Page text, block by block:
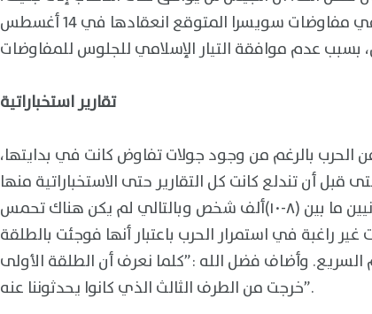
بالتالي سوف يرفض الدعوة الامريكية للمشاركة في مفاوضات سويسرا المتوقع انعقادها في 14 أغسطس
تقارير استخباراتية
الحرب بالرغم من وجود جولات تفاوض كانت في بدايتها،
أن تندلع كانت كل التقارير حتى الاستخباراتية منها
تقول إن الحرب إذا اندلعت فسيكون عدد القتلى المدنيين ما بين (٨-١٠)ألف شخص وبالتالي لم يكن هناك تحمس
راغبة في استمرار الحرب باعتبار أنها فوجئت بالطلقة
السريع. وأضاف فضل الله :”كلما نعرف أن الطلقة الأولى
خرجت من الطرف الثالث الذي كانوا يحدثوننا عنه”.